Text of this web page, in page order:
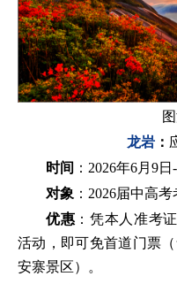
龙岩 ：
时间 ：2026年6月9日
对象 ：2026届中高考
优惠 ：凭本人准考
活动，即可免首道门票
安寨景区）。